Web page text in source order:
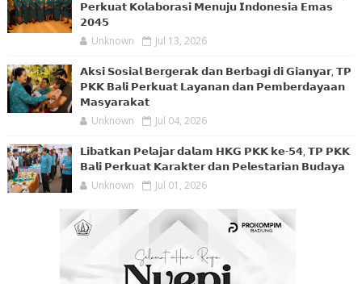
𝗣𝗲𝗿𝗸𝘂𝗮𝘁 𝗞𝗼𝗹𝗮𝗯𝗼𝗿𝗮𝘀𝗶 𝗠𝗲𝗻𝘂𝗷𝘂 𝗜𝗻𝗱𝗼𝗻𝗲𝘀𝗶𝗮 𝗘𝗺𝗮𝘀
𝟮𝟬𝟰𝟱
Unknown Jul 13, 2026
𝗔𝗸𝘀𝗶 𝗦𝗼𝘀𝗶𝗮𝗹 𝗕𝗲𝗿𝗴𝗲𝗿𝗮𝗸 𝗱𝗮𝗻 𝗕𝗲𝗿𝗯𝗮𝗴𝗶 𝗱𝗶 𝗚𝗶𝗮𝗻𝘆𝗮𝗿, 𝗧𝗣
𝗣𝗞𝗞 𝗕𝗮𝗹𝗶 𝗣𝗲𝗿𝗸𝘂𝗮𝘁 𝗟𝗮𝘆𝗮𝗻𝗮𝗻 𝗱𝗮𝗻 𝗣𝗲𝗺𝗯𝗲𝗿𝗱𝗮𝘆𝗮𝗮𝗻
𝗠𝗮𝘀𝘆𝗮𝗿𝗮𝗸𝗮𝘁
Unknown Jul 04, 2026
𝗟𝗶𝗯𝗮𝘁𝗸𝗮𝗻 𝗣𝗲𝗹𝗮𝗷𝗮𝗿 𝗱𝗮𝗹𝗮𝗺 𝗛𝗞𝗚 𝗣𝗞𝗞 𝗸𝗲-𝟱𝟰, 𝗧𝗣 𝗣𝗞𝗞
𝗕𝗮𝗹𝗶 𝗣𝗲𝗿𝗸𝘂𝗮𝘁 𝗞𝗮𝗿𝗮𝗸𝘁𝗲𝗿 𝗱𝗮𝗻 𝗣𝗲𝗹𝗲𝘀𝘁𝗮𝗿𝗶𝗮𝗻 𝗕𝘂𝗱𝗮𝘆𝗮
Unknown Jul 01, 2026